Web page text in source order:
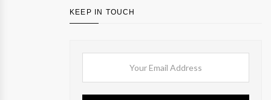
KEEP IN TOUCH